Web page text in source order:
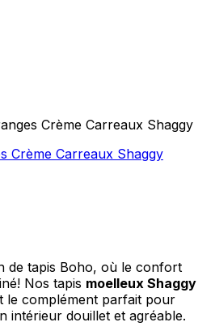
Crème Carreaux Shaggy
de tapis Boho, où le confort
Nos tapis moelleux Shaggy
le complément parfait pour
intérieur douillet et agréable.
ou la région dans laquelle vous vous
les propriétaires de sites web à
interagissent avec les sites en
informations de manière anonyme.
individuel et, par conséquent, plus
les annonceurs tiers.
cookies qui sont en processus de
avec les fournisseurs de cookies